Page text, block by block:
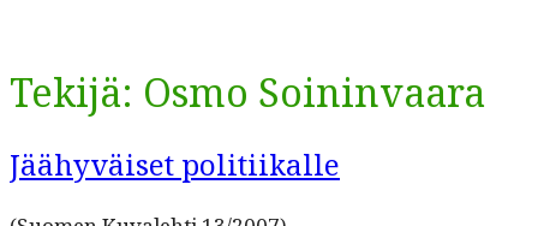
Tekijä: Osmo Soininvaara
Jäähyväiset politiikalle